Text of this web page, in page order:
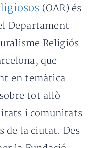
(OAR) és
Departament
Religiós
que
en temàtica
tot allò
i comunitats
de la ciutat. Des